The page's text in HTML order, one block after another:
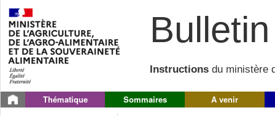
Instructions du ministère
Thématique Sommaires A venir